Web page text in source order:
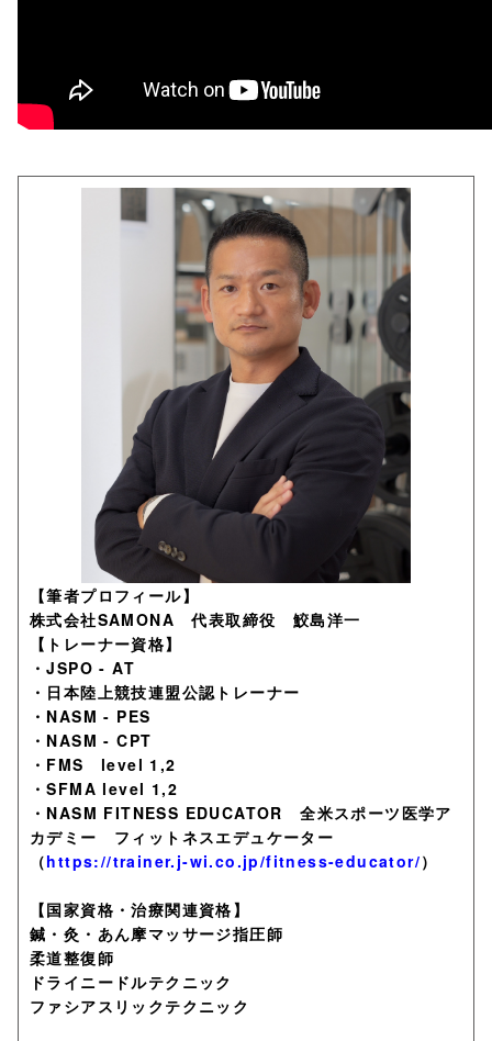
【筆者プロフィール】
株式会社SAMONA 代表取締役 鮫島洋一
【トレーナー資格】
・JSPO - AT
・日本陸上競技連盟公認トレーナー
・NASM - PES
・NASM - CPT
・FMS level 1,2
・SFMA level 1,2
・NASM FITNESS EDUCATOR 全米スポーツ医学ア
カデミー フィットネスエデュケーター
（https://trainer.j-wi.co.jp/fitness-educator/）
【国家資格・治療関連資格】
鍼・灸・あん摩マッサージ指圧師
柔道整復師
ドライニードルテクニック
ファシアスリックテクニック